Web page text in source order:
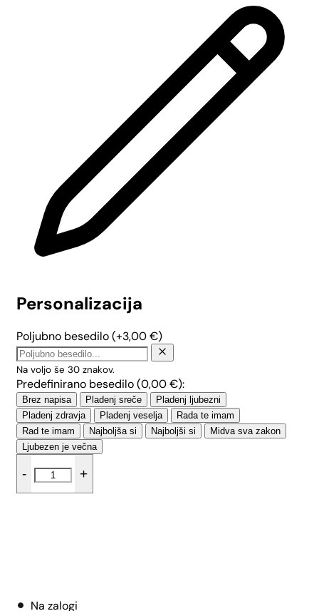
Personalizacija
Poljubno besedilo(+3,00€)
Na voljo še 30 znakov.
Predefinirano besedilo (0,00€):
Brez napisa Pladenj sreče
Pladenj ljubezni
Pladenj zdravja
Pladenj veselja
Rada te imam
Rad te imam
Najboljša si Najboljši si
Midva sva zakon
Ljubezen je večna
-
pladenj
srček
+
Na zalogi